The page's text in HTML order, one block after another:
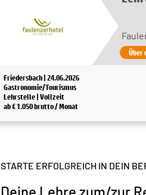
Über
Friedersbach | 24.06.2026
Gastronomie/Tourismus
Lehrstelle | Vollzeit
ab € 1.050 brutto / Monat
STARTE ERFOLGREICH IN DEIN
Deine Lehre zum/zur